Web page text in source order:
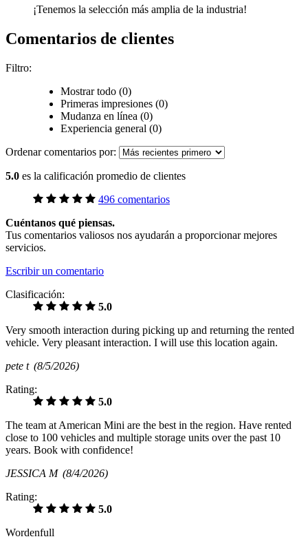
¡Tenemos la selección más amplia de la industria!
Comentarios de clientes
Filtro:
Mostrar todo (0)
Primeras impresiones (0)
Mudanza en línea (0)
Experiencia general (0)
Ordenar comentarios por:
5.0 es la calificación promedio de clientes
496 comentarios
Cuéntanos qué piensas.
Tus comentarios valiosos nos ayudarán a proporcionar mejores
servicios.
Escribir un comentario
Clasificación:
5.0
Very smooth interaction during picking up and returning the rented
vehicle. Very pleasant interaction. I will use this location again.
pete t (8/5/2026)
Rating:
5.0
The team at American Mini are the best in the region. Have rented
close to 100 vehicles and multiple storage units over the past 10
years. Book with confidence!
JESSICA M (8/4/2026)
Rating:
5.0
Wordenfull